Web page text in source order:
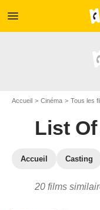
menu
Accueil Cinéma Tous les
List
Accueil Casting
20 films